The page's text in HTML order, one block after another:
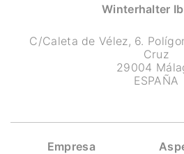
Winterhalter
C/Caleta de Vélez, 6.
Cruz
29004
ESPAÑA
Empresa